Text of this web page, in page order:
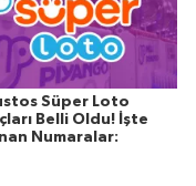
Süper Loto
Belli Oldu! İşte
Numaralar: